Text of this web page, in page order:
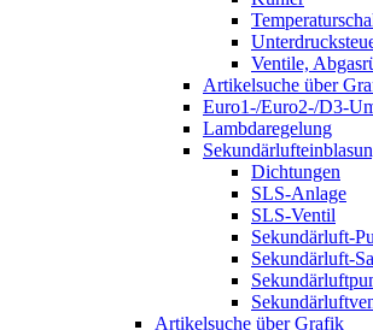
Ventile,
Artikelsuche über
Euro1-/Euro2-/D3-
Lambdaregelung
Dichtungen
SLS-Anlage
SLS-Ventil
Sekundärluft-
Sekundärluft-
Artikelsuche über Grafik